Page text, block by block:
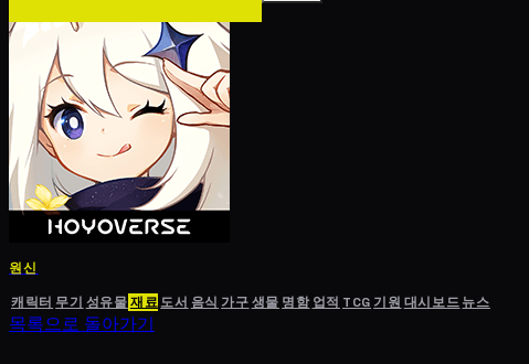
원신
캐릭터 무기 성유물재료도서 음식 가구생물 명함 업적 TCG기원 대시보드뉴스
목록으로 돌아가기